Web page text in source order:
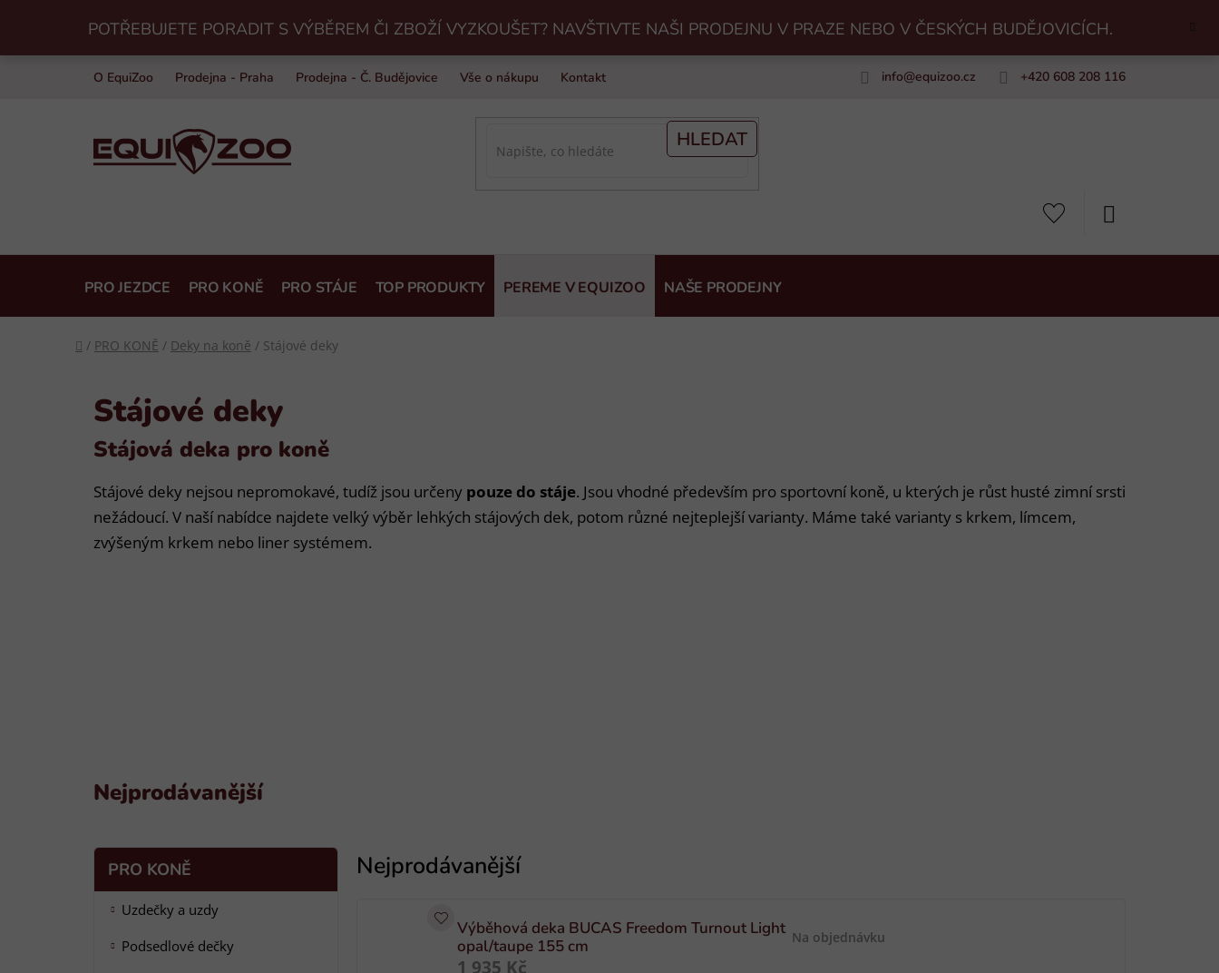
obsah
POTŘEBUJETE PORADIT S VÝBĚREM ČI ZBOŽÍ VYZKOUŠET? NAVŠTIVTE NAŠI PRODEJNU V PRAZE NEBO V ČESKÝCH BUDĚJOVICÍCH.
O EquiZoo Prodejna - Praha Prodejna - Č. Budějovice Vše o nákupu Kontakt info@equizoo.cz +420 608 208 116
HLEDAT
PRO JEZDCE PRO KONĚ PRO STÁJE TOP PRODUKTY PEREME V EQUIZOO NAŠE PRODEJNY
Domů
/ PRO KONĚ / Deky na koně / Stájové deky
Stájové deky
Stájová deka pro koně
Stájové deky nejsou nepromokavé, tudíž jsou určeny pouze do stáje. Jsou vhodné především pro sportovní koně, u kterých je růst husté zimní srsti
nežádoucí. V naší nabídce najdete velký výběr lehkých stájových dek, potom různé nejteplejší varianty. Máme také varianty s krkem, límcem,
zvýšeným krkem nebo liner systémem.
Nejprodávanější
P
K
t
PRO KONĚ
Uzdečky a uzdy
Podsedlové dečky
Výběhová deka BUCAS Freedom Turnout Light
opal/taupe 155 cm
Na objednávku
1 935 Kč